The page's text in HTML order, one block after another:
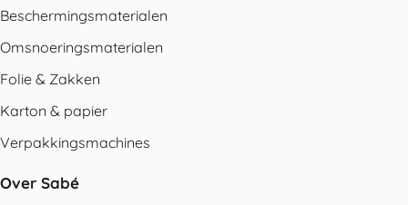
Beschermingsmaterialen
Omsnoeringsmaterialen
Folie & Zakken
Karton & papier
Verpakkingsmachines
Over Sabé